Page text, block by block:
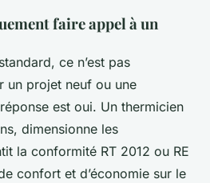
faire appel à un
ce n’est pas
un projet neuf ou une
est oui. Un thermicien
dimensionne les
la conformité RT 2012 ou RE
confort et d’économie sur le